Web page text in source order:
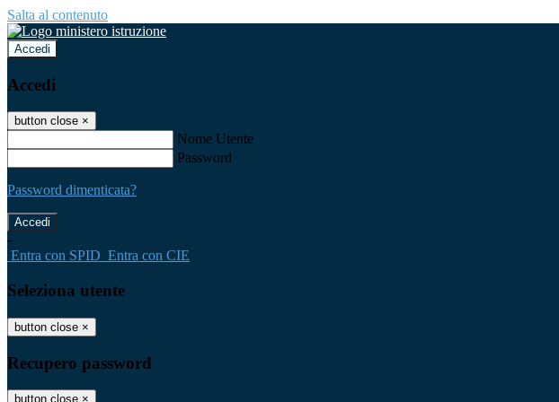
Salta al contenuto
Accedi
Accedi
button close ×
Nome Utente
Password
Password dimenticata?
-
Entra con SPID Entra con CIE
Seleziona utente
button close ×
Recupero password
button close ×